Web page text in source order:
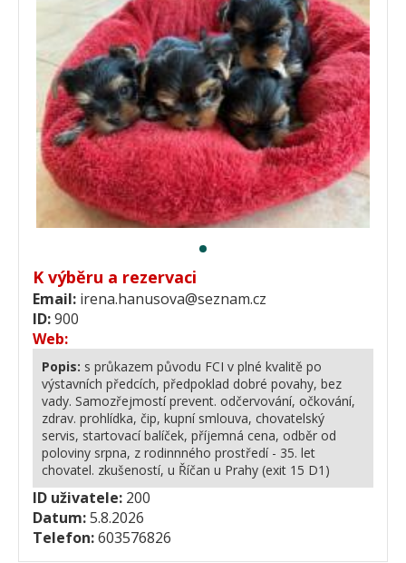
K výběru a rezervaci
Email: irena.hanusova@seznam.cz
ID:900
Web:
Popis: s průkazem původu FCI v plné kvalitě po
výstavních předcích, předpoklad dobré povahy, bez
vady. Samozřejmostí prevent. odčervování, očkování,
zdrav. prohlídka, čip, kupní smlouva, chovatelský
servis, startovací balíček, příjemná cena, odběr od
poloviny srpna, z rodinnného prostředí - 35. let
chovatel. zkušeností, u Říčan u Prahy (exit 15 D1)
ID uživatele: 200
Datum:5.8.2026
Telefon:603576826